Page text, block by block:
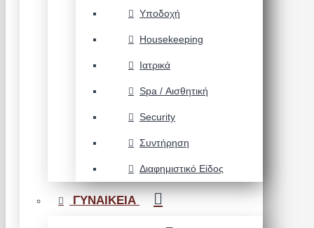
Υποδοχή
Housekeeping
Ιατρικά
Spa / Αισθητική
Security
Συντήρηση
Διαφημιστικό Είδος
ΓΥΝΑΙΚΕΙΑ